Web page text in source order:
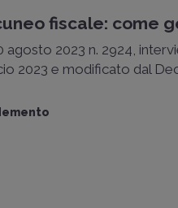
fiscale: come
agosto 2023 n. 2924,
2023 e modificato dal